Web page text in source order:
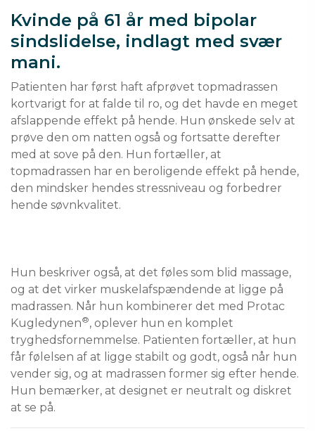
Kvinde på 61 år med bipolar
sindslidelse, indlagt med svær
mani.
Patienten har først haft afprøvet topmadrassen
kortvarigt for at falde til ro, og det havde en meget
afslappende effekt på hende. Hun ønskede selv at
prøve den om natten også og fortsatte derefter
med at sove på den. Hun fortæller, at
topmadrassen har en beroligende effekt på hende,
den mindsker hendes stressniveau og forbedrer
Hun beskriver også, at det føles som blid massage,
og at det virker muskelafspændende at ligge på
madrassen. Når hun kombinerer det med Protac
Kugledynen®, oplever hun en komplet
tryghedsfornemmelse. Patienten fortæller, at hun
får følelsen af at ligge stabilt og godt, også når hun
vender sig, og at madrassen former sig efter hende.
Hun bemærker, at designet er neutralt og diskret
at se på.